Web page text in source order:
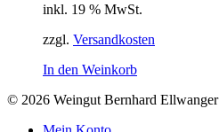
inkl. 19 % MwSt.
zzgl. Versandkosten
In den Weinkorb
© 2026 Weingut Bernhard Ellwanger